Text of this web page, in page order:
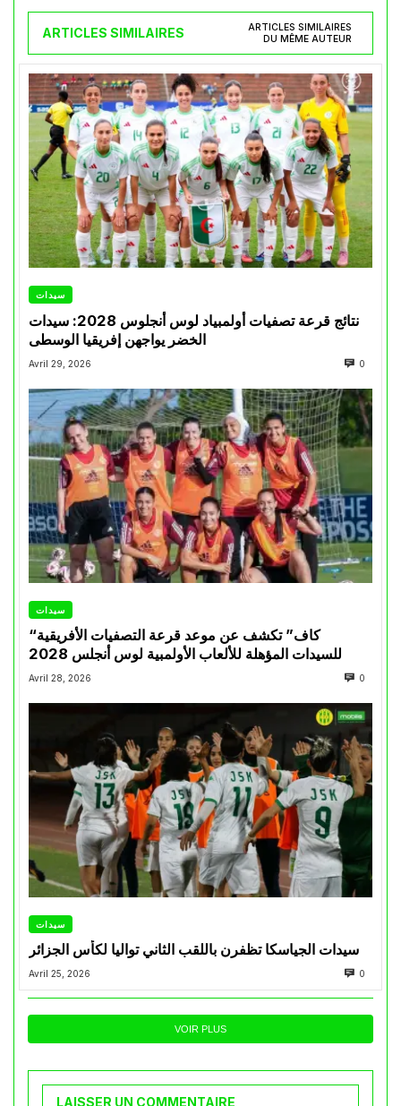
ARTICLES SIMILAIRES
ARTICLES SIMILAIRES
DU MÊME AUTEUR
سيدات
نتائج قرعة تصفيات أولمبياد لوس أنجلوس 2028: سيدات
الخضر يواجهن إفريقيا الوسطى
Avril 29, 2026 0
سيدات
“كاف” تكشف عن موعد قرعة التصفيات الأفريقية
للسيدات المؤهلة للألعاب الأولمبية لوس أنجلس 2028
Avril 28, 2026 0
سيدات
سيدات الجياسكا تظفرن باللقب الثاني تواليا لكأس الجزائر
Avril 25, 2026 0
VOIR PLUS
LAISSER UN COMMENTAIRE